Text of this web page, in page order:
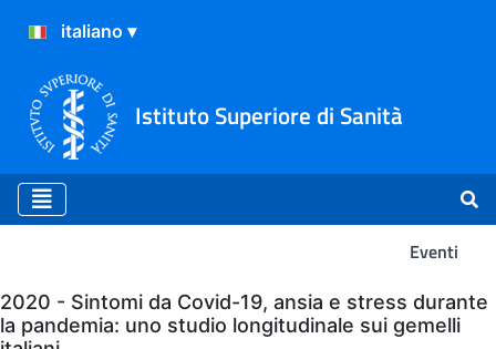
Istituto Superiore di Sanità
Eventi
Eventi
2020 - Sintomi da Covid-19, ansia e stress durante
la pandemia: uno studio longitudinale sui gemelli